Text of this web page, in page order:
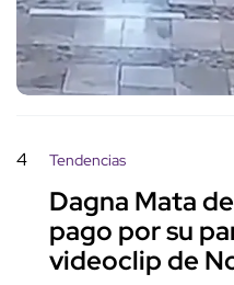
4 Tendencias
Dagna Mata
pago por su
videoclip de